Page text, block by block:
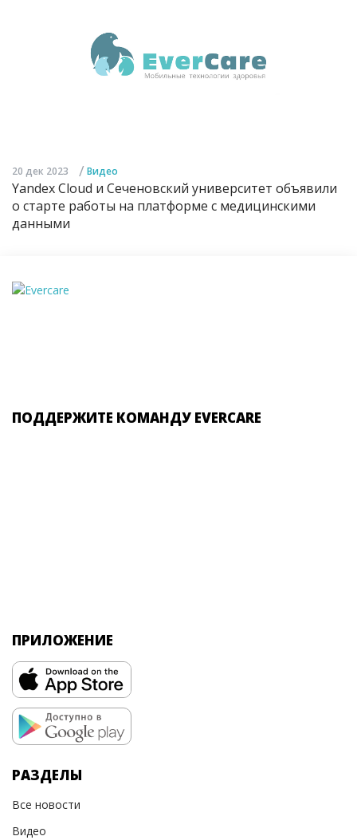
20 дек 2023 / Видео
Yandex Cloud и Сеченовский университет объявили
о старте работы на платформе с медицинскими
данными
ПОДДЕРЖИТЕ КОМАНДУ EVERCARE
ПРИЛОЖЕНИЕ
РАЗДЕЛЫ
Все новости
Видео